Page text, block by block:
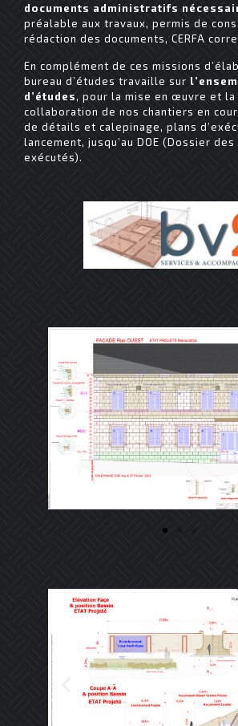
documents administratifs
préalable aux travaux, permis de
rédaction des documents, CERFA
En complément de ces missions
bureau d’études travaille sur
d’études, pour la mise en œuvre et la
collaboration de nos chantiers en
de détails et calepinage, plans
lancement, jusqu’au DOE (Dossier
exécutés).